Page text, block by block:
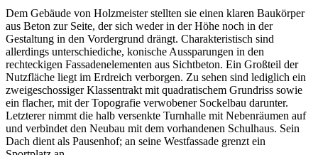
Dem Gebäude von Holzmeister stellten sie einen klaren Baukörper
aus Beton zur Seite, der sich weder in der Höhe noch in der
Gestaltung in den Vordergrund drängt. Charakteristisch sind
allerdings unterschiediche, konische Aussparungen in den
rechteckigen Fassadenelementen aus Sichtbeton. Ein Großteil der
Nutzfläche liegt im Erdreich verborgen. Zu sehen sind lediglich ein
zweigeschossiger Klassentrakt mit quadratischem Grundriss sowie
ein flacher, mit der Topografie verwobener Sockelbau darunter.
Letzterer nimmt die halb versenkte Turnhalle mit Nebenräumen auf
und verbindet den Neubau mit dem vorhandenen Schulhaus. Sein
Dach dient als Pausenhof; an seine Westfassade grenzt ein